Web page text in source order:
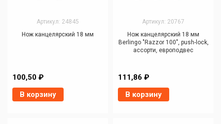
Артикул: 24845
Нож канцелярский 18 мм
100,50 ₽
В корзину
Артикул: 20767
Нож канцелярский 18 мм
Berlingo "Razzor 100", push-lock,
ассорти, европодвес
111,86 ₽
В корзину